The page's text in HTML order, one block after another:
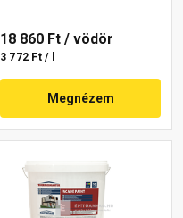
18 860 Ft / vödör
3 772 Ft / l
Megnézem